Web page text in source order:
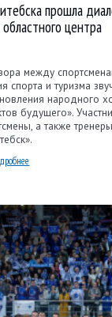
прошла
центра
между
спорта и туризма
народного
будущего».
а также